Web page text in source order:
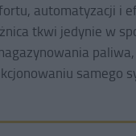
automatyzacji i
tkwi jedynie w
samego